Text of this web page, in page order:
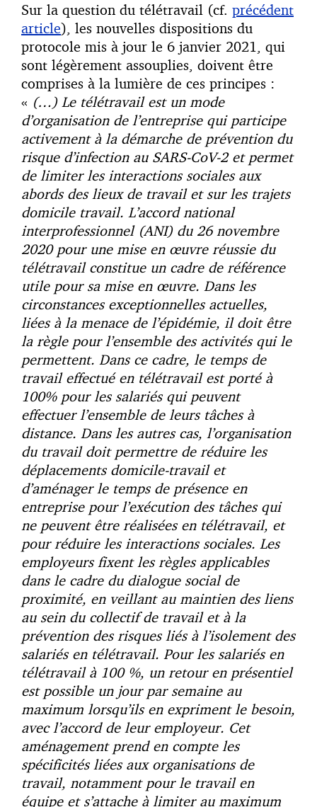
Sur la question du télétravail (cf. précédent
article), les nouvelles dispositions du
protocole mis à jour le 6 janvier 2021, qui
sont légèrement assouplies, doivent être
comprises à la lumière de ces principes :
« (…) Le télétravail est un mode
d’organisation de l’entreprise qui participe
activement à la démarche de prévention du
risque d’infection au SARS-CoV-2 et permet
de limiter les interactions sociales aux
abords des lieux de travail et sur les trajets
domicile travail. L’accord national
interprofessionnel (ANI) du 26 novembre
2020 pour une mise en œuvre réussie du
télétravail constitue un cadre de référence
utile pour sa mise en œuvre. Dans les
circonstances exceptionnelles actuelles,
liées à la menace de l’épidémie, il doit être
la règle pour l’ensemble des activités qui le
permettent. Dans ce cadre, le temps de
travail effectué en télétravail est porté à
100% pour les salariés qui peuvent
effectuer l’ensemble de leurs tâches à
distance. Dans les autres cas, l’organisation
du travail doit permettre de réduire les
déplacements domicile-travail et
d’aménager le temps de présence en
entreprise pour l’exécution des tâches qui
ne peuvent être réalisées en télétravail, et
pour réduire les interactions sociales. Les
employeurs fixent les règles applicables
dans le cadre du dialogue social de
proximité, en veillant au maintien des liens
au sein du collectif de travail et à la
prévention des risques liés à l’isolement des
salariés en télétravail. Pour les salariés en
télétravail à 100 %, un retour en présentiel
est possible un jour par semaine au
maximum lorsqu’ils en expriment le besoin,
avec l’accord de leur employeur. Cet
aménagement prend en compte les
spécificités liées aux organisations de
travail, notamment pour le travail en
équipe et s’attache à limiter au maximum